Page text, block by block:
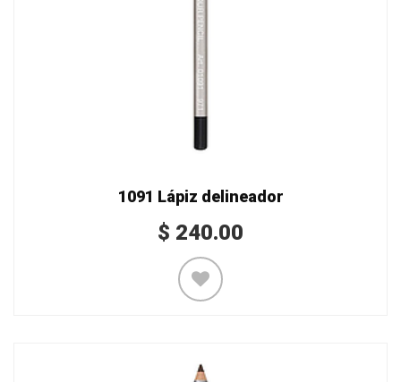
1091 Lápiz delineador
$ 240.00